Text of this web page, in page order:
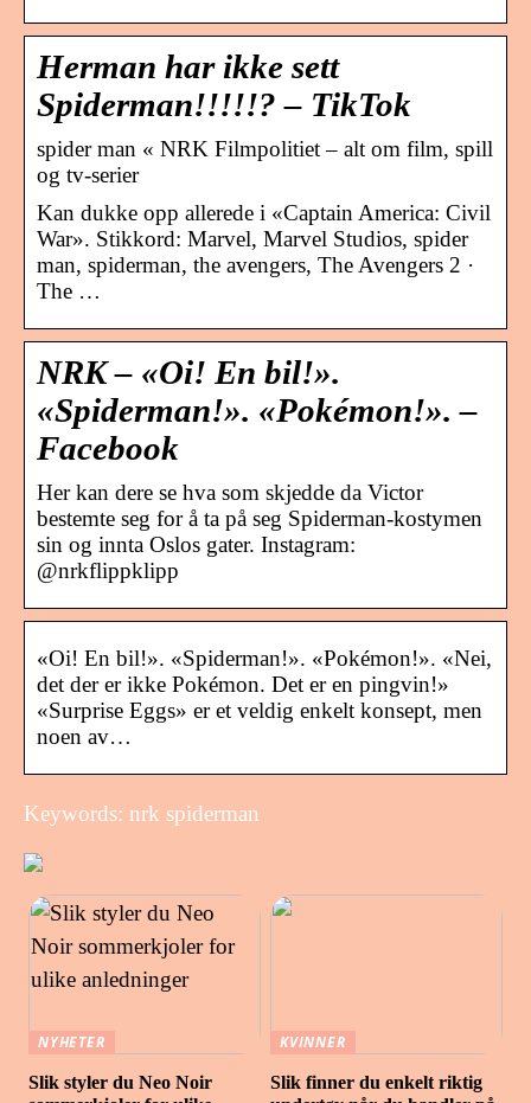
Herman har ikke sett
Spiderman!!!!!? – TikTok
spider man « NRK Filmpolitiet – alt om film, spill
og tv-serier
Kan dukke opp allerede i «Captain America: Civil
War». Stikkord: Marvel, Marvel Studios, spider
man, spiderman, the avengers, The Avengers 2 ·
The …
NRK – «Oi! En bil!».
«Spiderman!». «Pokémon!». –
Facebook
Her kan dere se hva som skjedde da Victor
bestemte seg for å ta på seg Spiderman-kostymen
sin og innta Oslos gater. Instagram:
@nrkflippklipp
«Oi! En bil!». «Spiderman!». «Pokémon!». «Nei,
det der er ikke Pokémon. Det er en pingvin!»
«Surprise Eggs» er et veldig enkelt konsept, men
noen av…
Keywords: nrk spiderman
NYHETER
Slik styler du Neo Noir
KVINNER
Slik finner du enkelt riktig